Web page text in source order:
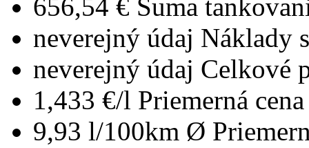
656,54 € Suma
neverejný údaj Náklady
neverejný údaj Celkové
1,433 €/l Priemerná
9,93 l/100km Ø